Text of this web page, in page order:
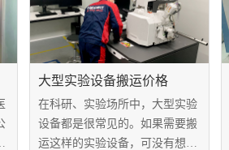
效的执行和安全保障。针对大型
实验仪器搬运价...
大型实验设备搬运价格
在科研、实验场所中，大型实验
设备都是很常见的。如果需要搬
运这样的实验设备，可没有想象